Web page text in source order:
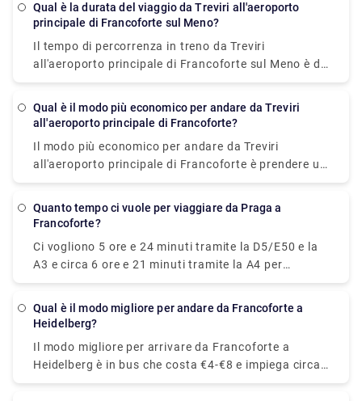
conoscere il costo esatto di una corsa Uber, ma il
all'aeroporto di Francoforte è per lo più fisso (€ 120)
e tutto compreso, quindi sei sicuro del prezzo prima
Qual è la durata del viaggio da Treviri all'aeroporto
principale di Francoforte sul Meno?
Il tempo di percorrenza in treno da Treviri
all'aeroporto principale di Francoforte sul Meno è di
3 ore.
Qual è il modo più economico per andare da Treviri
all'aeroporto principale di Francoforte?
Il modo più economico per andare da Treviri
all'aeroporto principale di Francoforte è prendere un
treno con un costo medio di 20-25 €. In media,
rispetto all'aereo.
Quanto tempo ci vuole per viaggiare da Praga a
Francoforte?
Ci vogliono 5 ore e 24 minuti tramite la D5/E50 e la
A3 e circa 6 ore e 21 minuti tramite la A4 per
viaggiare da Praga a Francoforte, coprendo una
Qual è il modo migliore per andare da Francoforte a
Heidelberg?
Il modo migliore per arrivare da Francoforte a
Heidelberg è in bus che costa €4-€8 e impiega circa
1 ora e 15 minuti per coprire la distanza. Per un